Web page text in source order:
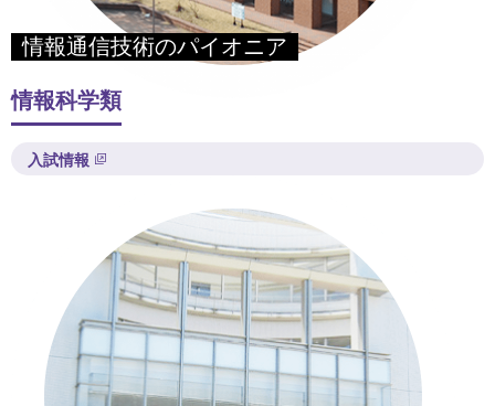
情報通信技術のパイオニア
情報科学類
入試情報